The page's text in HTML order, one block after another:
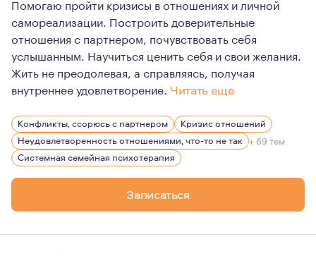
Помогаю пройти кризисы в отношениях и личной
самореализации. Построить доверительные
отношения с партнером, почувствовать себя
услышанным. Научиться ценить себя и свои желания.
Жить не преодолевая, а справляясь, получая
внутреннее удовлетворение. Читать еще
Если вы только собираетесь вступить в отношения,
Конфликты, ссорюсь с партнером
Кризис отношений
Неудовлетворенность отношениями, что-то не так + 69 тем
Системная семейная психотерапия
Записаться